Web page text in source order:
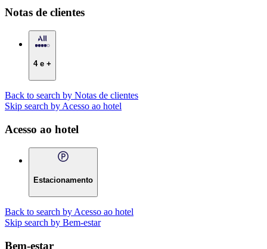
Notas de clientes
4 e +
Back to search by Notas de clientes
Skip search by Acesso ao hotel
Acesso ao hotel
Estacionamento
Back to search by Acesso ao hotel
Skip search by Bem-estar
Bem-estar